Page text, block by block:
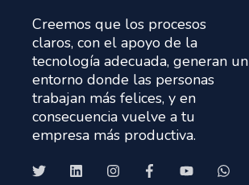
Creemos que los procesos
claros, con el apoyo de la
tecnología adecuada, generan un
entorno donde las personas
trabajan más felices, y en
consecuencia vuelve a tu
empresa más productiva.